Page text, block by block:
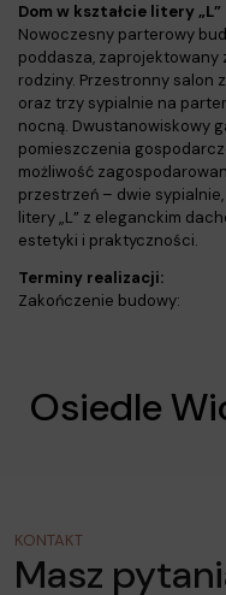
Dom w kształcie litery „L”
Nowoczesny parterowy
poddasza,
rodziny. Przestronny salon
oraz trzy sypialnie na
nocną. Dwustanowiskowy
pomieszczenia
możliwość
przestrzeń – dwie sypialnie,
litery „L” z eleganckim
estetyki i praktyczności.
Terminy realizacji:
Zakończenie budowy:
Osiedle
KONTAKT
Masz